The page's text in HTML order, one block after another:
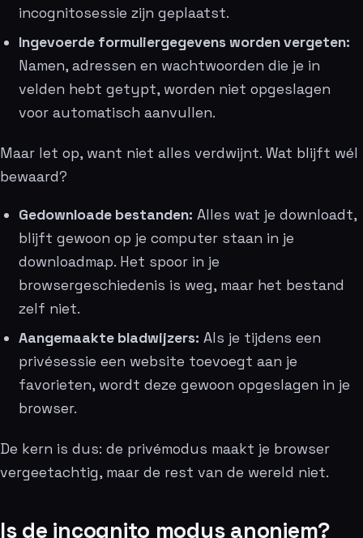
incognitosessie zijn geplaatst.
Ingevoerde formuliergegevens worden vergeten:
Namen, adressen en wachtwoorden die je in
velden hebt getypt, worden niet opgeslagen
voor automatisch aanvullen.
Maar let op, want niet alles verdwijnt. Wat blijft wél
bewaard?
Gedownloade bestanden: Alles wat je downloadt,
blijft gewoon op je computer staan in je
downloadmap. Het spoor in je
browsergeschiedenis is weg, maar het bestand
zelf niet.
Aangemaakte bladwijzers: Als je tijdens een
privésessie een website toevoegt aan je
favorieten, wordt deze gewoon opgeslagen in je
browser.
De kern is dus: de privémodus maakt je browser
vergeetachtig, maar de rest van de wereld niet.
Is de incognito modus anoniem?